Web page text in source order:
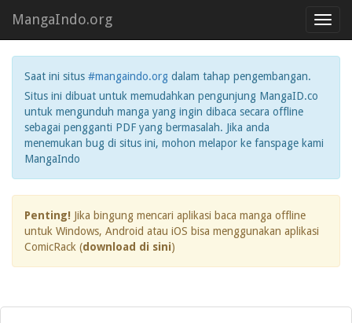
MangaIndo.org
Saat ini situs #mangaindo.org dalam tahap pengembangan.
Situs ini dibuat untuk memudahkan pengunjung MangaID.co
untuk mengunduh manga yang ingin dibaca secara offline
sebagai pengganti PDF yang bermasalah. Jika anda
menemukan bug di situs ini, mohon melapor ke fanspage kami
MangaIndo
Penting! Jika bingung mencari aplikasi baca manga offline
untuk Windows, Android atau iOS bisa menggunakan aplikasi
ComicRack (download di sini)